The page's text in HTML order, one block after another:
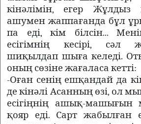
кінәлімін, егер Жұлдыз
ашумен жаппағанда бұл
па еді, кім білсін...
есігімнің кесірі, сәл
шиқылдап шыға келеді.
оның сөзіне жағаласа кетті:
-Оған сенің ешқандай да
де кінәлі Асанның өзі, ол
есігіңнің ашық-машығын
қояр еді. Сарт жабылған